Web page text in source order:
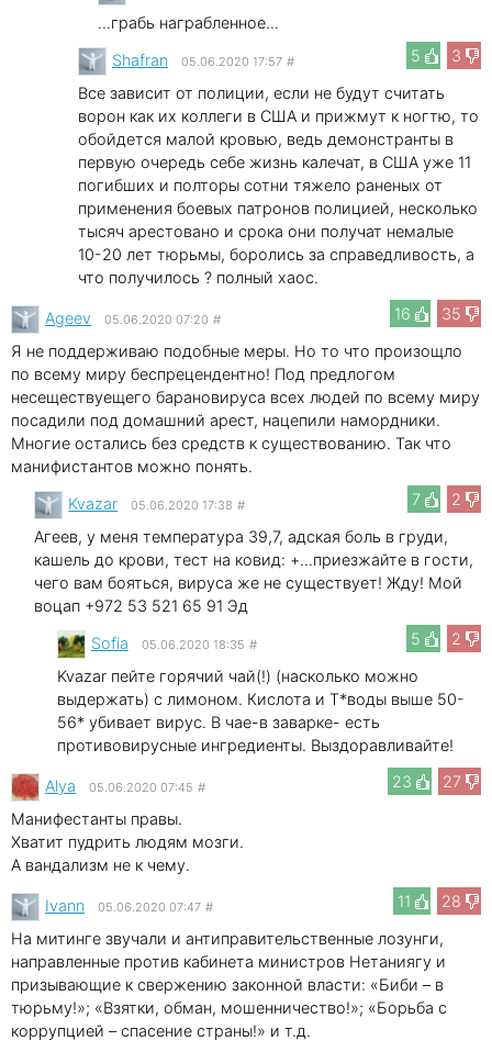
...грабь награбленное...
5
3
Shafran 05.06.2020 17:57 #
Все зависит от полиции, если не будут считать
ворон как их коллеги в США и прижмут к ногтю, то
обойдется малой кровью, ведь демонстранты в
первую очередь себе жизнь калечат, в США уже 11
погибших и полторы сотни тяжело раненых от
применения боевых патронов полицией, несколько
тысяч арестовано и срока они получат немалые
10-20 лет тюрьмы, боролись за справедливость, а
что получилось ? полный хаос.
16
35
Ageev 05.06.2020 07:20 #
Я не поддерживаю подобные меры. Но то что произощло
по всему миру беспрецендентно! Под предлогом
несеществуещего барановируса всех людей по всему миру
посадили под домашний арест, нацепили намордники.
Многие остались без средств к существованию. Так что
манифистантов можно понять.
7
2
Kvazar 05.06.2020 17:38 #
Агеев, у меня температура 39,7, адская боль в груди,
кашель до крови, тест на ковид: +...приезжайте в гости,
чего вам бояться, вируса же не существует! Жду! Мой
воцап +972 53 521 65 91 Эд
5
2
Sofia 05.06.2020 18:35 #
Kvazar пейте горячий чай(!) (насколько можно
выдержать) с лимоном. Кислота и Т*воды выше 50-
56* убивает вирус. В чае-в заварке- есть
противовирусные ингредиенты. Выздоравливайте!
23
27
Alya 05.06.2020 07:45 #
Манифестанты правы.
Хватит пудрить людям мозги.
А вандализм не к чему.
11
28
Ivann 05.06.2020 07:47 #
На митинге звучали и антиправительственные лозунги,
направленные против кабинета министров Нетаниягу и
призывающие к свержению законной власти: «Биби – в
тюрьму!»; «Взятки, обман, мошенничество!»; «Борьба с
коррупцией – спасение страны!» и т.д.